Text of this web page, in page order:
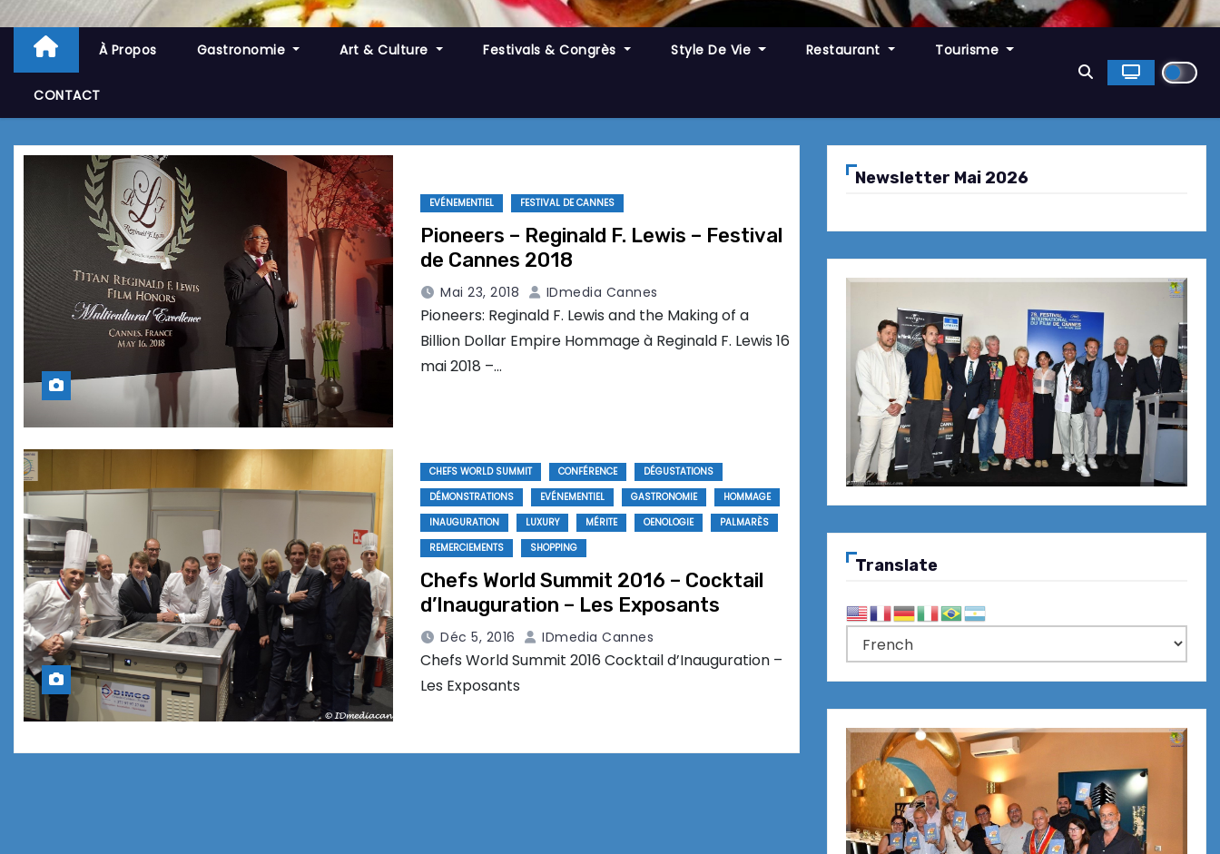
À Propos Gastronomie Art & Culture Festivals & Congrès Style De Vie Restaurant Tourisme
CONTACT
EVÉNEMENTIEL FESTIVAL DE CANNES
Pioneers – Reginald F. Lewis – Festival
de Cannes 2018
Mai 23, 2018 IDmedia Cannes
Pioneers: Reginald F. Lewis and the Making of a
Billion Dollar Empire Hommage à Reginald F. Lewis 16
mai 2018 –…
CHEFS WORLD SUMMIT CONFÉRENCE
DÉGUSTATIONS
DÉMONSTRATIONS
EVÉNEMENTIEL GASTRONOMIE
HOMMAGE
INAUGURATION
LUXURY MÉRITE OENOLOGIE
PALMARÈS
REMERCIEMENTS
SHOPPING
Chefs World Summit 2016 – Cocktail
d’Inauguration – Les Exposants
Déc 5, 2016 IDmedia Cannes
Chefs World Summit 2016 Cocktail d’Inauguration –
Les Exposants
Newsletter Mai 2026
Translate